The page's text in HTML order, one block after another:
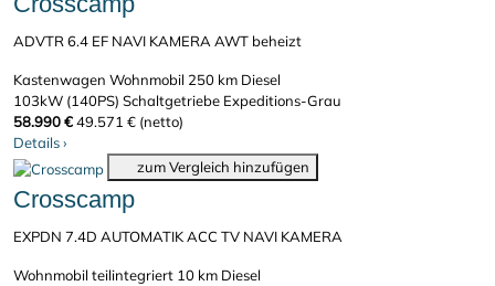
ADVTR 6.4 EF NAVI KAMERA AWT beheizt
Kastenwagen Wohnmobil 250 km Diesel
103kW (140PS) Schaltgetriebe Expeditions-Grau
58.990 €49.571 € (netto)
Details›
zum Vergleich hinzufügen
Crosscamp
EXPDN 7.4D AUTOMATIK ACC TV NAVI KAMERA
Wohnmobil teilintegriert 10 km Diesel